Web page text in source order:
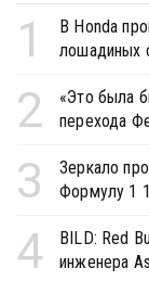
1
В Honda
лошадиных
2
«Это была
перехода
3
Зеркало
Формулу 1
4
BILD: Red
инженера